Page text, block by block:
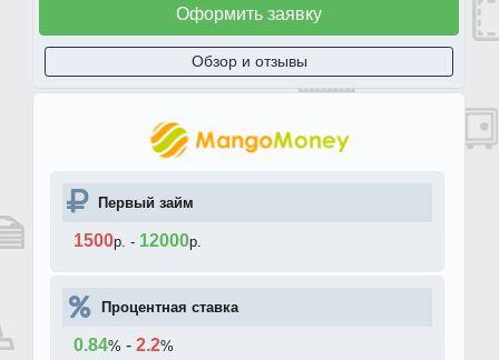
Оформить заявку
Обзор и отзывы
Первый займ
1500р. - 12000р.
Процентная ставка
0.84% - 2.2%